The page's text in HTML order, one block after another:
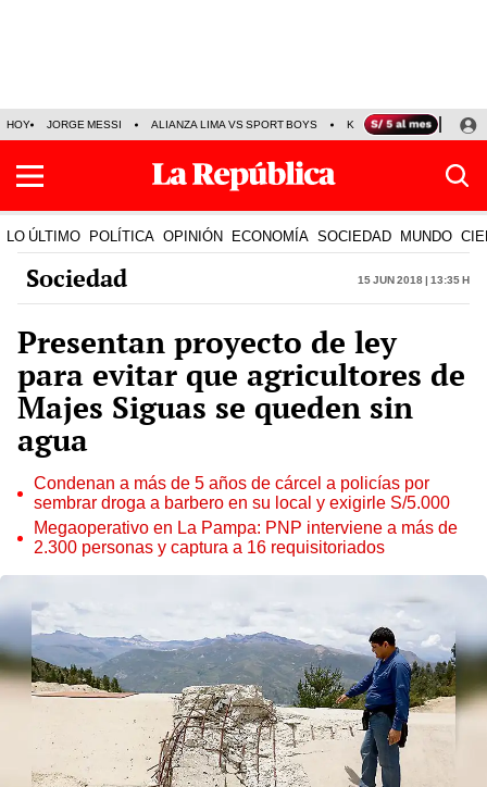
HOY JORGE MESSI ALIANZA LIMA VS SPORT BOYS KENJI FUJIMORI
LO ÚLTIMO POLÍTICA OPINIÓN ECONOMÍA SOCIEDAD MUNDO
Sociedad 15 Jun 2018 | 13:35 h
Presentan proyecto de ley
para evitar que agricultores de
Majes Siguas se queden sin
agua
Condenan a más de 5 años de cárcel a policías por
sembrar droga a barbero en su local y exigirle S/5.000
Megaoperativo en La Pampa: PNP interviene a más de
2.300 personas y captura a 16 requisitoriados